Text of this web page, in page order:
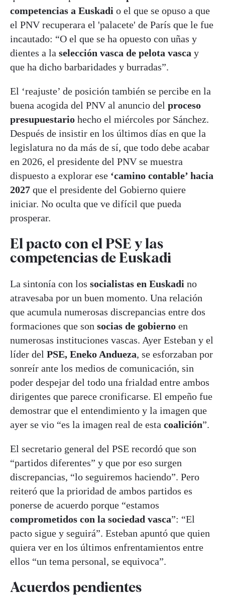
competencias a Euskadi o el que se opuso a que
el PNV recuperara el 'palacete' de París que le fue
incautado: “O el que se ha opuesto con uñas y
dientes a la selección vasca de pelota vasca y
que ha dicho barbaridades y burradas”.
El ‘reajuste’ de posición también se percibe en la
buena acogida del PNV al anuncio del proceso
presupuestario hecho el miércoles por Sánchez.
Después de insistir en los últimos días en que la
legislatura no da más de sí, que todo debe acabar
en 2026, el presidente del PNV se muestra
dispuesto a explorar ese ‘camino contable’ hacia
2027 que el presidente del Gobierno quiere
iniciar. No oculta que ve difícil que pueda
prosperar.
El pacto con el PSE y las
competencias de Euskadi
La sintonía con los socialistas en Euskadi no
atravesaba por un buen momento. Una relación
que acumula numerosas discrepancias entre dos
formaciones que son socias de gobierno en
numerosas instituciones vascas. Ayer Esteban y el
líder del PSE, Eneko Andueza, se esforzaban por
sonreír ante los medios de comunicación, sin
poder despejar del todo una frialdad entre ambos
dirigentes que parece cronificarse. El empeño fue
demostrar que el entendimiento y la imagen que
ayer se vio “es la imagen real de esta coalición”.
El secretario general del PSE recordó que son
“partidos diferentes” y que por eso surgen
discrepancias, “lo seguiremos haciendo”. Pero
reiteró que la prioridad de ambos partidos es
ponerse de acuerdo porque “estamos
comprometidos con la sociedad vasca”: “El
pacto sigue y seguirá”. Esteban apuntó que quien
quiera ver en los últimos enfrentamientos entre
ellos “un tema personal, se equivoca”.
Acuerdos pendientes